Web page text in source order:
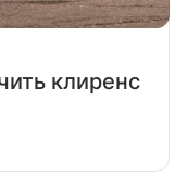
клиренс